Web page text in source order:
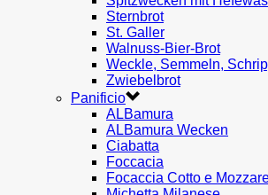
Sternbrot
St. Galler
Walnuss-Bier-Brot
Weckle, Semmeln,
Zwiebelbrot
Panificio
ALBamura
ALBamura Wecken
Ciabatta
Foccacia
Focaccia Cotto e